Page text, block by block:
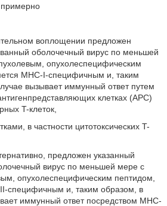
примерно
воплощении предложен
оболочечный вирус по меньшей
опухолеспецифическим
MHC-I-специфичным и, таким
вызывает иммунный ответ путем
клетках (APC)
T-клеток,
в частности цитотоксических T-
предложен указанный
вирус по меньшей мере с
опухолеспецифическим пептидом,
специфичным и, таким образом, в
иммунный ответ посредством MHC-